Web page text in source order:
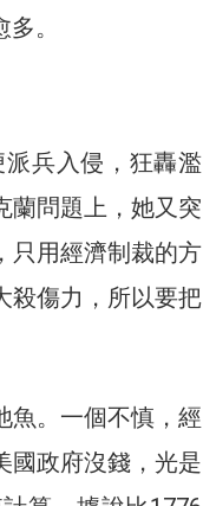
。
兵入侵，狂轟濫
蘭問題上，她又突
只用經濟制裁的方
殺傷力，所以要把
魚。一個不慎，經
國政府沒錢，光是